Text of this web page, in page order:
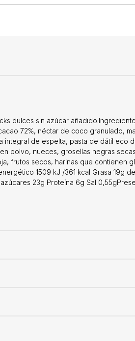
dulces sin azúcar
72%, néctar de coco granulado,
integral de espelta, pasta de dátil eco
polvo, nueces, grosellas negras
frutos secos, harinas que contienen
1509 kJ /361 kcal Grasa 19g
23g Proteína 6g Sal